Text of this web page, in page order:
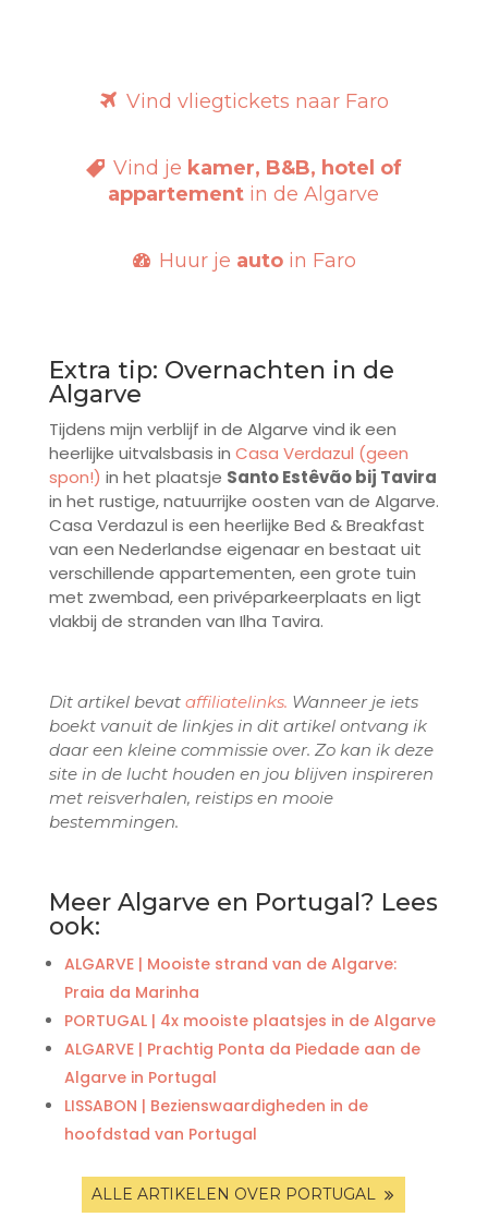
Vind vliegtickets naar Faro
Vind je kamer, B&B, hotel of
appartement in de Algarve
Huur je auto in Faro
Extra tip: Overnachten in de
Algarve
Tijdens mijn verblijf in de Algarve vind ik een
heerlijke uitvalsbasis in Casa Verdazul (geen
spon!) in het plaatsje Santo Estêvão bij Tavira
in het rustige, natuurrijke oosten van de Algarve.
Casa Verdazul is een heerlijke Bed & Breakfast
van een Nederlandse eigenaar en bestaat uit
verschillende appartementen, een grote tuin
met zwembad, een privéparkeerplaats en ligt
vlakbij de stranden van Ilha Tavira.
Dit artikel bevat affiliatelinks. Wanneer je iets
boekt vanuit de linkjes in dit artikel ontvang ik
daar een kleine commissie over. Zo kan ik deze
site in de lucht houden en jou blijven inspireren
met reisverhalen, reistips en mooie
bestemmingen.
Meer Algarve en Portugal? Lees
ook:
ALGARVE | Mooiste strand van de Algarve:
Praia da Marinha
PORTUGAL | 4x mooiste plaatsjes in de Algarve
ALGARVE | Prachtig Ponta da Piedade aan de
Algarve in Portugal
LISSABON | Bezienswaardigheden in de
hoofdstad van Portugal
ALLE ARTIKELEN OVER PORTUGAL